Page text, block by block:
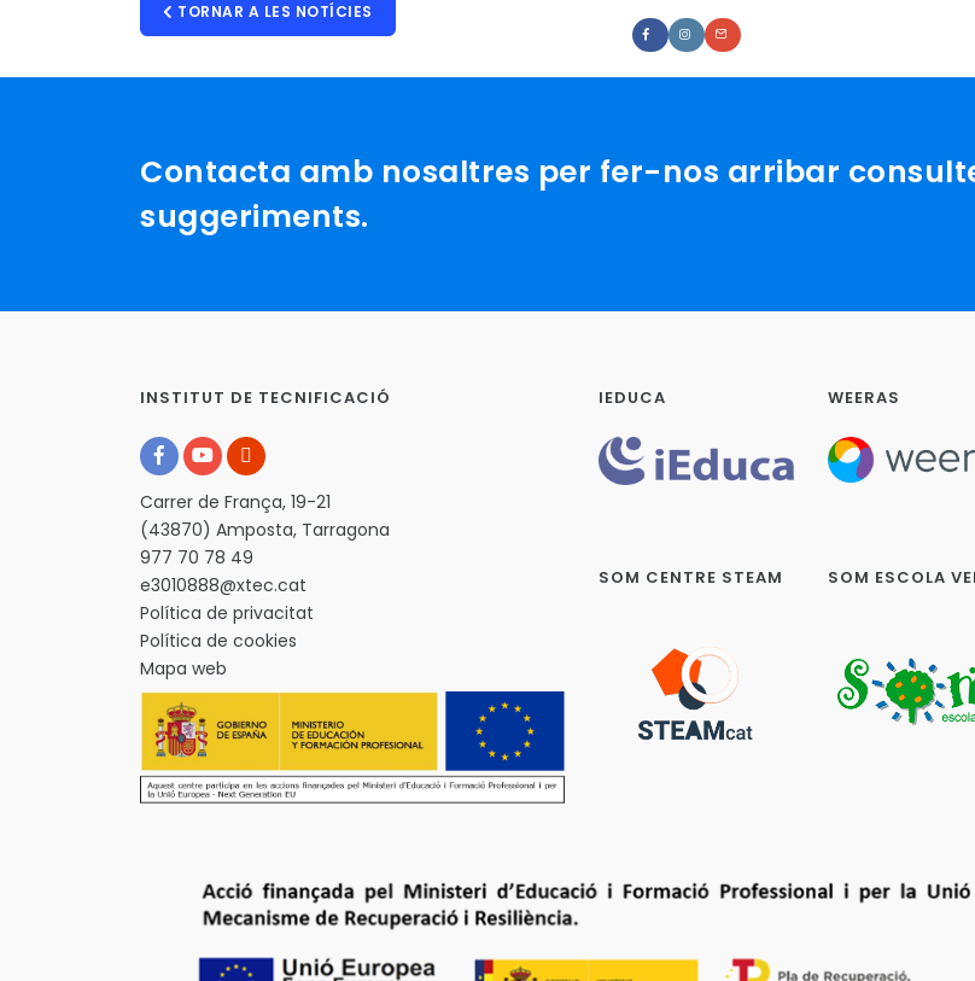
TORNAR A LES NOTÍCIES
Contacta amb nosaltres per fer-nos arribar
suggeriments.
INSTITUT DE TECNIFICACIÓ
Carrer de França, 19-21
(43870) Amposta, Tarragona
977 70 78 49
e3010888@xtec.cat
Política de privacitat
Política de cookies
Mapa web
IEDUCA WEERAS
SOM CENTRE STEAM SOM ESCOLA